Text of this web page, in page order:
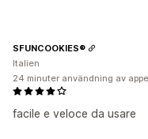
facile e veloce da usare
SFUNCOOKIES®
Italien
24 minuter användning av